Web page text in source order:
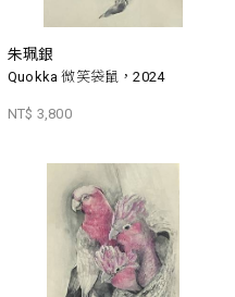
朱珮銀
Quokka 微笑袋鼠，2024
NT$ 3,800